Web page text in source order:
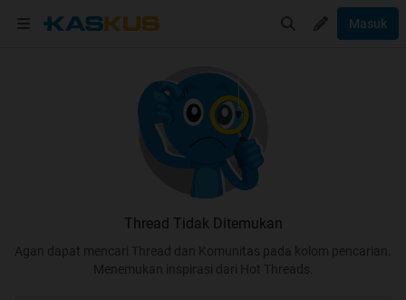
Masuk
Thread Tidak Ditemukan
Agan dapat mencari Thread dan Komunitas pada kolom pencarian.
Menemukan inspirasi dari Hot Threads.